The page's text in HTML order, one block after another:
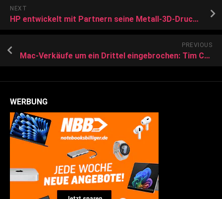
NEXT
HP entwickelt mit Partnern seine Metall-3D-Druck-Technologie Metal Jet weiter
PREVIOUS
Mac-Verkäufe um ein Drittel eingebrochen: Tim Cook verspricht Besserung zu Weihnachten
WERBUNG